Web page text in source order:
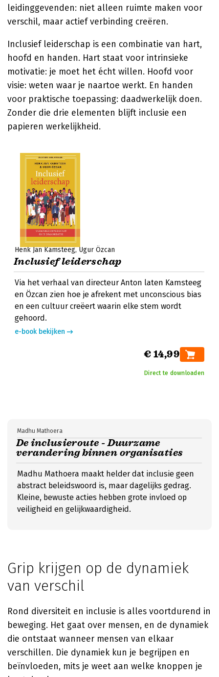
leidinggevenden: niet alleen ruimte maken voor
verschil, maar actief verbinding creëren.
Inclusief leiderschap is een combinatie van hart,
hoofd en handen. Hart staat voor intrinsieke
motivatie: je moet het écht willen. Hoofd voor
visie: weten waar je naartoe werkt. En handen
voor praktische toepassing: daadwerkelijk doen.
Zonder die drie elementen blijft inclusie een
papieren werkelijkheid.
Henk Jan Kamsteeg Ugur Özcan
Inclusief leiderschap
Via het verhaal van directeur Anton laten Kamsteeg
en Özcan zien hoe je afrekent met unconscious bias
en een cultuur creëert waarin elke stem wordt
gehoord.
e-book bekijken
€ 14,99
Direct te downloaden
De inclusieroute - Duurzame
verandering binnen organisaties
Madhu Mathoera
Madhu Mathoera maakt helder dat inclusie geen
abstract beleidswoord is, maar dagelijks gedrag.
Kleine, bewuste acties hebben grote invloed op
veiligheid en gelijkwaardigheid.
Grip krijgen op de dynamiek
van verschil
Rond diversiteit en inclusie is alles voortdurend in
beweging. Het gaat over mensen, en de dynamiek
die ontstaat wanneer mensen van elkaar
verschillen. Die dynamiek kun je begrijpen en
beïnvloeden, mits je weet aan welke knoppen je